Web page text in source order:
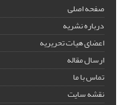
صفحه اصلی
درباره نشریه
اعضای هیات تحریریه
ارسال مقاله
تماس با ما
نقشه سایت